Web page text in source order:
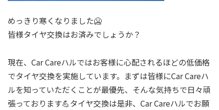
めっきり寒くなりました🥶
皆様タイヤ交換はお済みでしょうか？
現在、Car Careハルではお客様に心配されるほどの低価格
でタイヤ交換を実施しています。まずは皆様にCar Careハ
ルを知っていただくことが最優先、そんな気持ちで日々頑
張っております💪タイヤ交換は是非、Car Careハルでお願